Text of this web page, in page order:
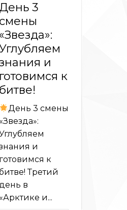
День 3
смены
«Звезда»:
и
готовимся к
битве!
День 3 смены
«Звезда»:
и
готовимся к
Третий
в
«Арктике и...